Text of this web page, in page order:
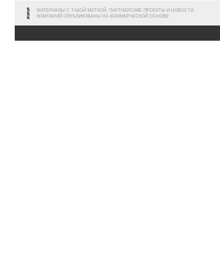
МАТЕРИАЛЫ С ТАКОЙ МЕТКОЙ, ПАРТНЕРСКИЕ ПРОЕКТЫ И НОВОСТИ
КОМПАНИЙ ОПУБЛИКОВАНЫ НА КОММЕРЧЕСКОЙ ОСНОВЕ